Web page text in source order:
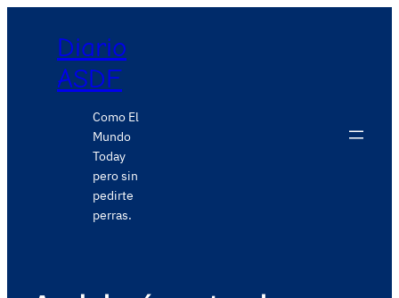
Diario
ASDF
Como El
Mundo
Today
pero sin
pedirte
perras.